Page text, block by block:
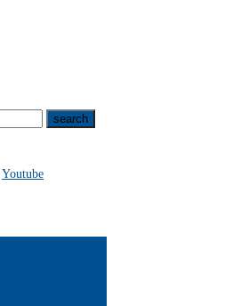
Youtube